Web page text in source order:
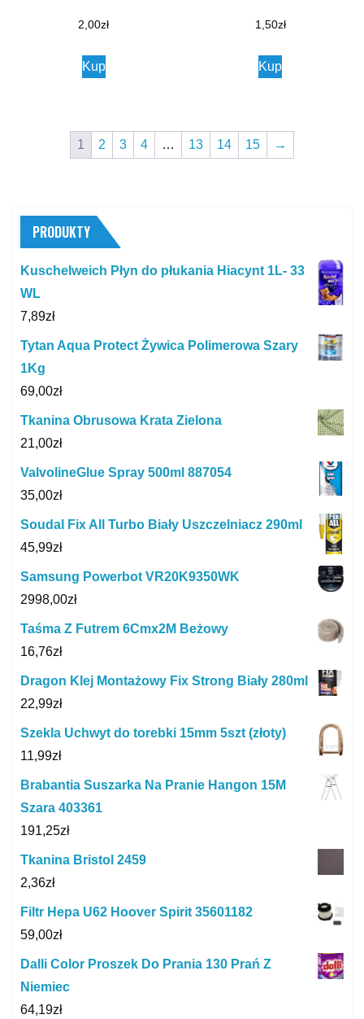
2,00zł
Kup
1,50zł
Kup
1 2 3 4 … 13 14 15 →
PRODUKTY
Kuschelweich Płyn do płukania Hiacynt 1L- 33
WL
7,89zł
Tytan Aqua Protect Żywica Polimerowa Szary
1Kg
69,00zł
Tkanina Obrusowa Krata Zielona
21,00zł
ValvolineGlue Spray 500ml 887054
35,00zł
Soudal Fix All Turbo Biały Uszczelniacz 290ml
45,99zł
Samsung Powerbot VR20K9350WK
2998,00zł
Taśma Z Futrem 6Cmx2M Beżowy
16,76zł
Dragon Klej Montażowy Fix Strong Biały 280ml
22,99zł
Szekla Uchwyt do torebki 15mm 5szt (złoty)
11,99zł
Brabantia Suszarka Na Pranie Hangon 15M
Szara 403361
191,25zł
Tkanina Bristol 2459
2,36zł
Filtr Hepa U62 Hoover Spirit 35601182
59,00zł
Dalli Color Proszek Do Prania 130 Prań Z
Niemiec
64,19zł